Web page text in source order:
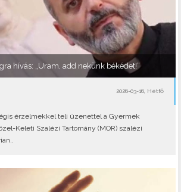
hívás: „Uram, add nekünk békédet!”
2026-03-16, Hétfő
érzelmekkel teli üzenettel a Gyermek
Keleti Szalézi Tartomány (MOR) szalézi